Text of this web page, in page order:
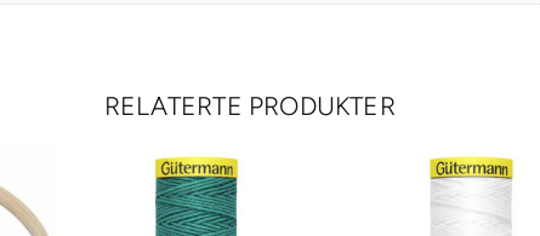
RELATERTE PRODUKTER